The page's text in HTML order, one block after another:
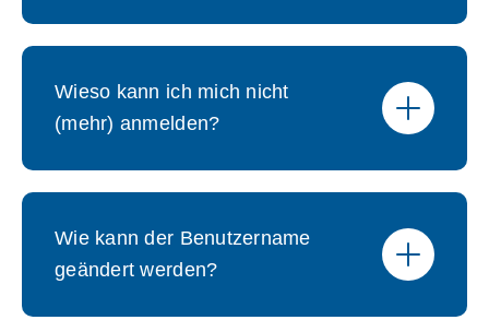
Wieso kann ich mich nicht
(mehr) anmelden?
Wie kann der Benutzername
geändert werden?